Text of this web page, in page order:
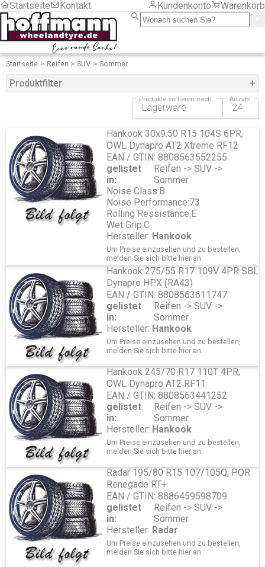
Startseite Kontakt Kundenkonto Warenkorb
LKW
Motorrad
PKW
Sackkarre/ Anhänger
Serviceartikel
Frachtkosten
LKW
Druckluft und Reifenfüller
Gewichte
Aluminiumfelgen
LKW
Motorrad
Stahlfelgen
Hebetechnik
Montagehilfsmittel
Sensoren Metal
Servicekits
Reparaturmaterial LKW / AS / EM
Reparaturmaterial PKW
Reparaturmaterial Schläuche
Schlagschrauber und Reifendienst
Schneeketten
Spezialwerkzeug Reifenreparatur
Transport/ Lagerung
Tyran/ O-Ring
Ventile
Ventilverlängerung
Vulkanisiergeräte und Zubehör
Werkzeuge und Werkstattbedarf
Felgen
Zubehör
Aluminium
Anhänger
Stahl
LKW
Tieflader
Oldtimer
Reifen
Schläuche
Startseite Reifen SUV Sommer
Produktfilter
+
Continental
Cooper
FIREMAX ZO
Federal
Goodyear
Hankook
Kormoran
Kumho
30x9.50
Höhe
50
Querschnitt
50
Durchmesser
1520
Noise Performance
Noise Class
B
Rolling Ressistance
E
Wet Grip
C
Lastindex
109
Speedindex
Saison
SUV Sommer DPD Z/W/Ys
Design
CrossContact UHP MO
3PMSF
nein
Produkte sortieren nach: Anzahl:
Hankook 30x9.50 R15 104S 6PR,
OWL Dynapro AT2 Xtreme RF12
EAN / GTIN: 8808563552255
gelistet
in:
Reifen -> SUV ->
Sommer
Noise Class:B
Noise Performance:73
Rolling Ressistance:E
Wet Grip:C
Hersteller: Hankook
Um Preise einzusehen und zu bestellen,
melden Sie sich bitte hier an.
Hankook 275/55 R17 109V 4PR SBL
Dynapro HPX (RA43)
EAN / GTIN: 8808563611747
gelistet
in:
Reifen -> SUV ->
Sommer
Hersteller: Hankook
Um Preise einzusehen und zu bestellen,
melden Sie sich bitte hier an.
Hankook 245/70 R17 110T 4PR,
OWL Dynapro AT2 RF11
EAN / GTIN: 8808563441252
gelistet
in:
Reifen -> SUV ->
Sommer
Hersteller: Hankook
Um Preise einzusehen und zu bestellen,
melden Sie sich bitte hier an.
Radar 195/80 R15 107/105Q, POR
Renegade RT+
EAN / GTIN: 8886459598709
gelistet
in:
Reifen -> SUV ->
Sommer
Hersteller: Radar
Um Preise einzusehen und zu bestellen,
melden Sie sich bitte hier an.